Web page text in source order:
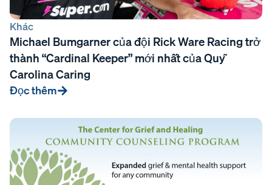
Khác
Michael Bumgarner của đội Rick Ware Racing trở
thành “Cardinal Keeper” mới nhất của Quỹ
Carolina Caring
Đọc thêm